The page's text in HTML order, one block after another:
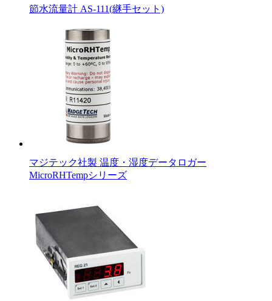
節水流量計 AS-111(継手セット)
マジテック社製 温度・湿度データロガー
MicroRHTempシリーズ